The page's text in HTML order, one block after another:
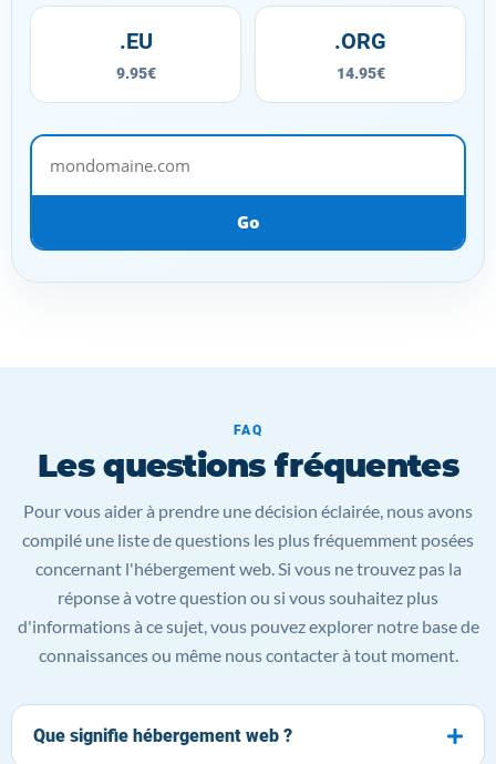
.EU
9.95€
.ORG
14.95€
mondomaine.com
Go
FAQ
Les questions fréquentes
Pour vous aider à prendre une décision éclairée, nous avons
compilé une liste de questions les plus fréquemment posées
concernant l'hébergement web. Si vous ne trouvez pas la
réponse à votre question ou si vous souhaitez plus
d'informations à ce sujet, vous pouvez explorer notre base de
connaissances ou même nous contacter à tout moment.
Que signifie hébergement web ?